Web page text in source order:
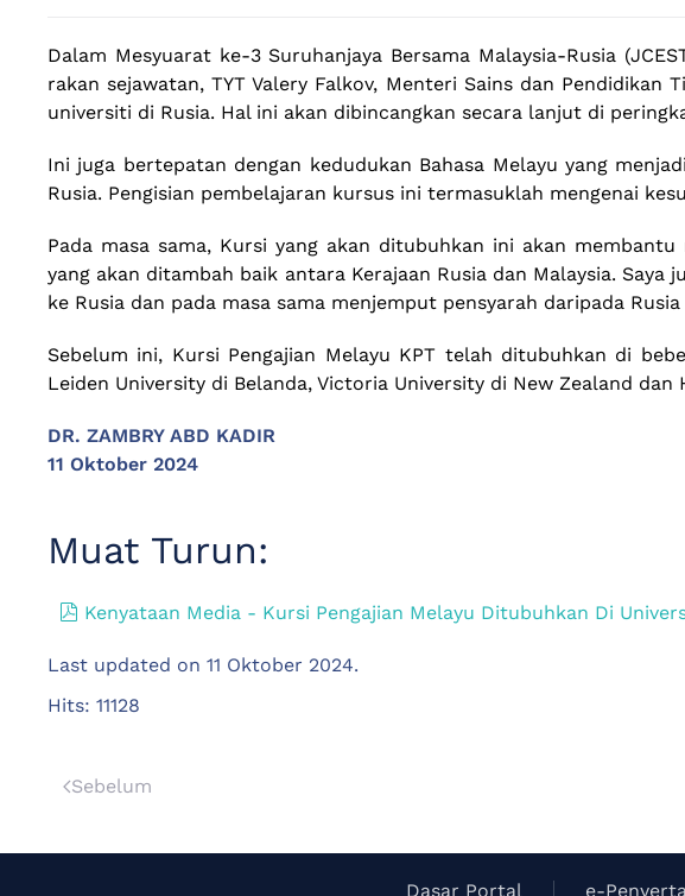
Dalam Mesyuarat ke-3 Suruhanjaya Bersama Malaysia-Rusia
rakan sejawatan, TYT Valery Falkov, Menteri Sains dan
universiti di Rusia. Hal ini akan dibincangkan secara lanjut di
Ini juga bertepatan dengan kedudukan Bahasa Melayu yang
Rusia. Pengisian pembelajaran kursus ini termasuklah mengenai
Pada masa sama, Kursi yang akan ditubuhkan ini akan
yang akan ditambah baik antara Kerajaan Rusia dan Malaysia.
ke Rusia dan pada masa sama menjemput pensyarah daripada
Sebelum ini, Kursi Pengajian Melayu KPT telah ditubuhkan di
Leiden University di Belanda, Victoria University di New Zealand
DR. ZAMBRY ABD KADIR
11 Oktober 2024
Muat Turun:
pdf
Kenyataan Media - Kursi Pengajian Melayu Ditubuhkan Di
Last updated on 11 Oktober 2024.
Hits: 11128
Sebelum
Dasar Portal e-